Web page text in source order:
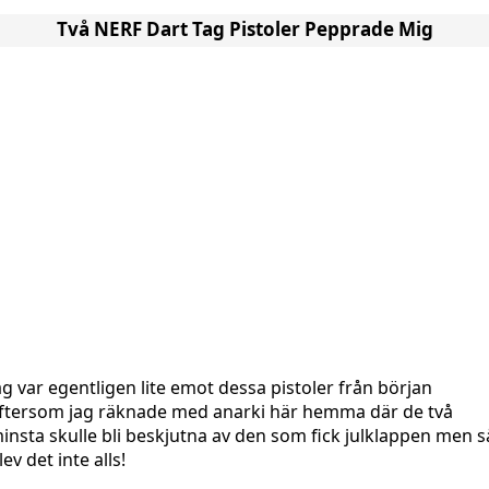
Två NERF Dart Tag Pistoler Pepprade Mig
var egentligen lite emot dessa pistoler från början
jag räknade med anarki här hemma där de två
skulle bli beskjutna av den som fick julklappen men
det inte alls!